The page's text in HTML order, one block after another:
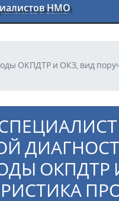
НМО
ОКПДТР и ОКЗ, вид
ОКПДТР